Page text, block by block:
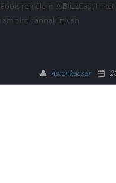
remélem. A BlizzCast
írok annak itt van.
Astonkacser